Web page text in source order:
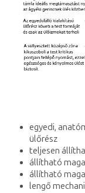
egyedi,
ülőrész
teljesen
állítható
állítható
lengő